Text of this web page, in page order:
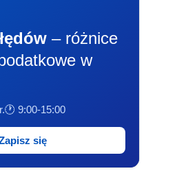
– różnice
w
🕐 9:00-15:00
się